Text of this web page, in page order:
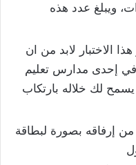
ويبلغ عدد هذه
الاختبار لابد من ان
إحدى مدارس تعليم
يسمح لك خلاله بارتكاب
إرفاقه بصورة لبطاقة